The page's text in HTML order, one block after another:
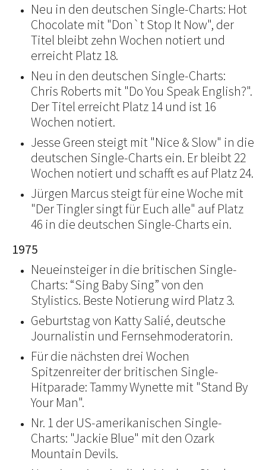
Neu in den deutschen Single-Charts: Hot
Chocolate mit "Don`t Stop It Now", der
Titel bleibt zehn Wochen notiert und
erreicht Platz 18.
Neu in den deutschen Single-Charts:
Chris Roberts mit "Do You Speak English?".
Der Titel erreicht Platz 14 und ist 16
Wochen notiert.
Jesse Green steigt mit "Nice & Slow" in die
deutschen Single-Charts ein. Er bleibt 22
Wochen notiert und schafft es auf Platz 24.
Jürgen Marcus steigt für eine Woche mit
"Der Tingler singt für Euch alle" auf Platz
46 in die deutschen Single-Charts ein.
1975
Neueinsteiger in die britischen Single-
Charts: “Sing Baby Sing” von den
Stylistics. Beste Notierung wird Platz 3.
Geburtstag von Katty Salié, deutsche
Journalistin und Fernsehmoderatorin.
Für die nächsten drei Wochen
Spitzenreiter der britischen Single-
Hitparade: Tammy Wynette mit "Stand By
Your Man".
Nr. 1 der US-amerikanischen Single-
Charts: "Jackie Blue" mit den Ozark
Mountain Devils.